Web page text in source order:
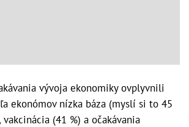
vývoja ekonomiky ovplyvnili
ekonómov nízka báza (myslí si to 45
(41 %) a očakávania